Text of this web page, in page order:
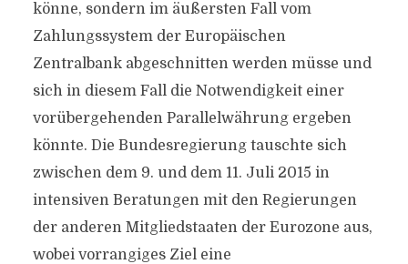
könne, sondern im äußersten Fall vom
Zahlungssystem der Europäischen
Zentralbank abgeschnitten werden müsse und
sich in diesem Fall die Notwendigkeit einer
vorübergehenden Parallelwährung ergeben
könnte. Die Bundesregierung tauschte sich
zwischen dem 9. und dem 11. Juli 2015 in
intensiven Beratungen mit den Regierungen
der anderen Mitgliedstaaten der Eurozone aus,
wobei vorrangiges Ziel eine